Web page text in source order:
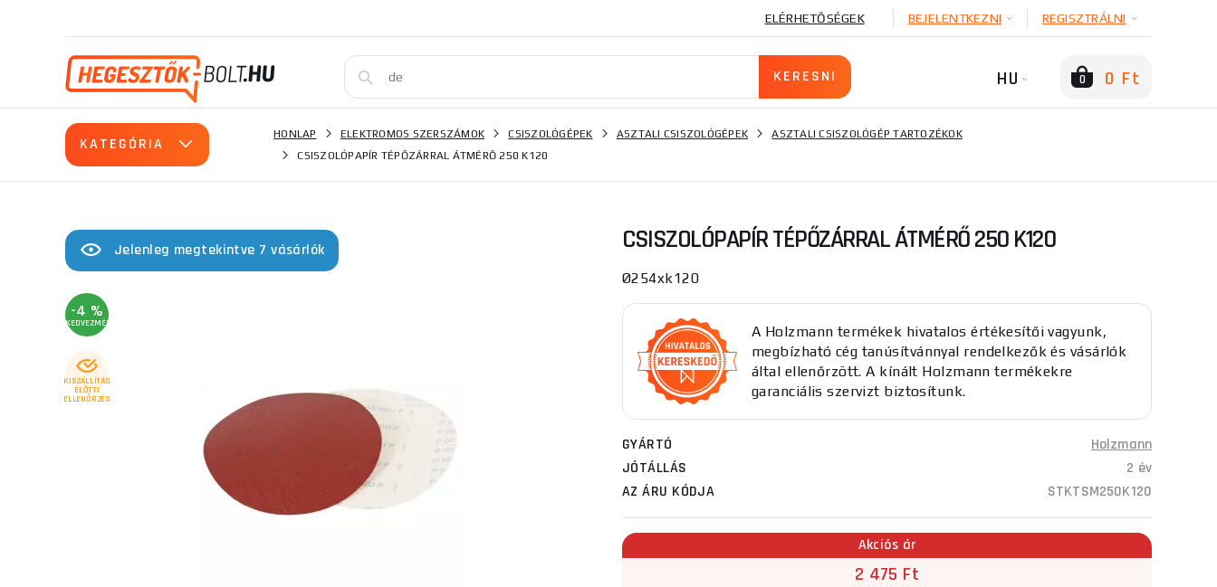
ELÉRHETŐSÉGEK BEJELENTKEZNI REGISZTRÁLNI
HU 0 0 Ft
KATEGÓRIA
HONLAP ELEKTROMOS SZERSZÁMOK CSISZOLÓGÉPEK ASZTALI CSISZOLÓGÉPEK
ASZTALI CSISZOLÓGÉP TARTOZÉKOK
CSISZOLÓPAPÍR TÉPŐZÁRRAL ÁTMÉRŐ 250 K120
Jelenleg megtekintve 7 vásárlók
-4 %
KEDVEZMÉNY
KISZÁLLÍTÁS
ELŐTTI
ELLENŐRZÉS
CSISZOLÓPAPÍR TÉPŐZÁRRAL ÁTMÉRŐ 250 K120
Ø254xk120
A Holzmann termékek hivatalos értékesítői vagyunk,
megbízható cég tanúsítvánnyal rendelkezők és vásárlók
által ellenőrzött. A kínált Holzmann termékekre
garanciális szervizt biztosítunk.
GYÁRTÓ
Holzmann
JÓTÁLLÁS
2 év
AZ ÁRU KÓDJA
STKTSM250K120
Akciós ár
2 475 Ft